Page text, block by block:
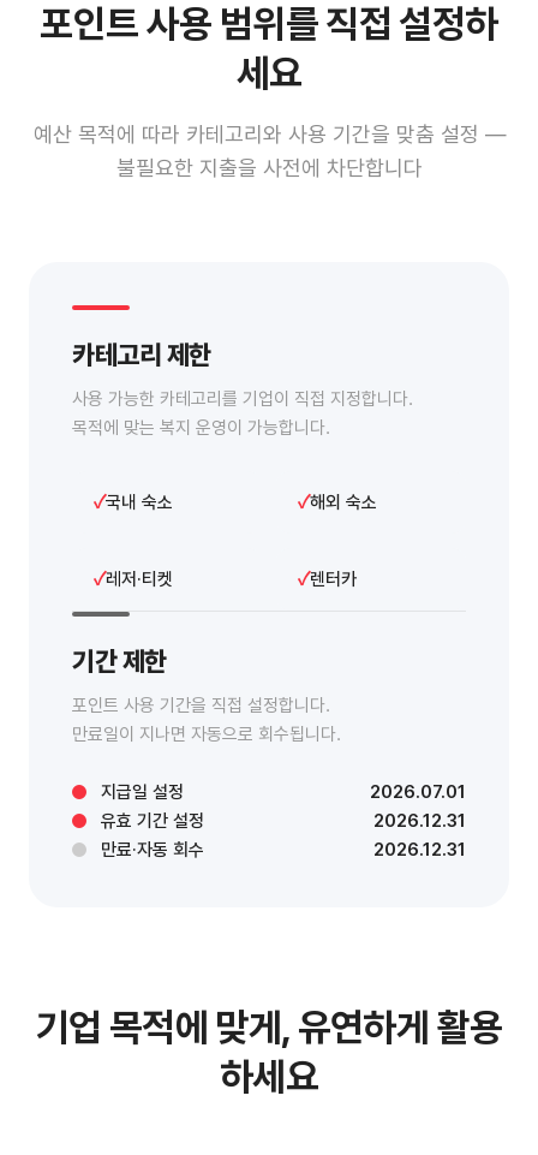
포인트 사용 범위를 직접 설정하
세요
예산 목적에 따라 카테고리와 사용 기간을 맞춤 설정 —
불필요한 지출을 사전에 차단합니다
카테고리 제한
사용 가능한 카테고리를 기업이 직접 지정합니다.
목적에 맞는 복지 운영이 가능합니다.
국내 숙소 해외 숙소
레저·티켓 렌터카
기간 제한
포인트 사용 기간을 직접 설정합니다.
만료일이 지나면 자동으로 회수됩니다.
지급일 설정
2026.07.01
유효 기간 설정
2026.12.31
만료·자동 회수
2026.12.31
기업 목적에 맞게, 유연하게 활용
하세요